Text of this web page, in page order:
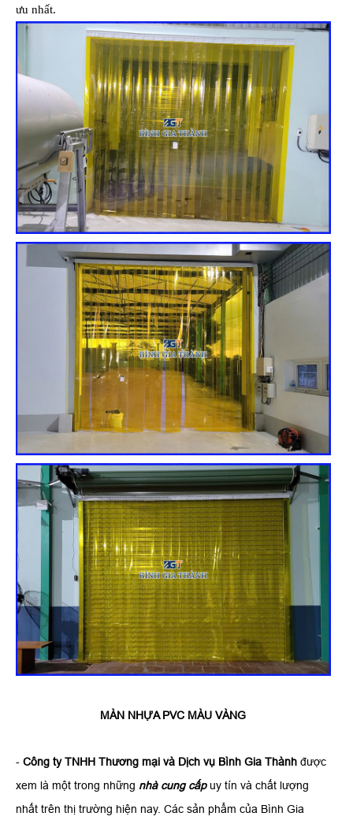
ưu nhất.
MÀN NHỰA PVC MÀU VÀNG
- Công ty TNHH Thương mại và Dịch vụ Bình Gia Thành được
xem là một trong những nhà cung cấpuy tín và chất lượng
nhất trên thị trường hiện nay. Các sản phẩm của Bình Gia